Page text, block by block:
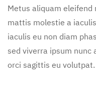
Metus aliquam eleifend
mattis molestie a
iaculis eu non diam
sed viverra ipsum nunc
orci sagittis eu volutpat.